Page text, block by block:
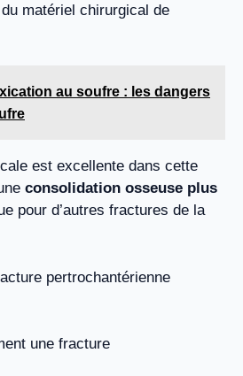
matériel chirurgical de
au soufre : les dangers
est excellente dans cette
consolidation osseuse plus
pour d’autres fractures de la
pertrochantérienne
une fracture